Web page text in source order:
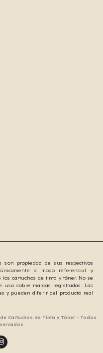
son propiedad de sus respectivos
a modo referencial y
cartuchos de tinta y tóner. No se
sobre marcas registradas. Las
y pueden diferir del producto real
Cartuchos de Tinta y Tóner - Todos